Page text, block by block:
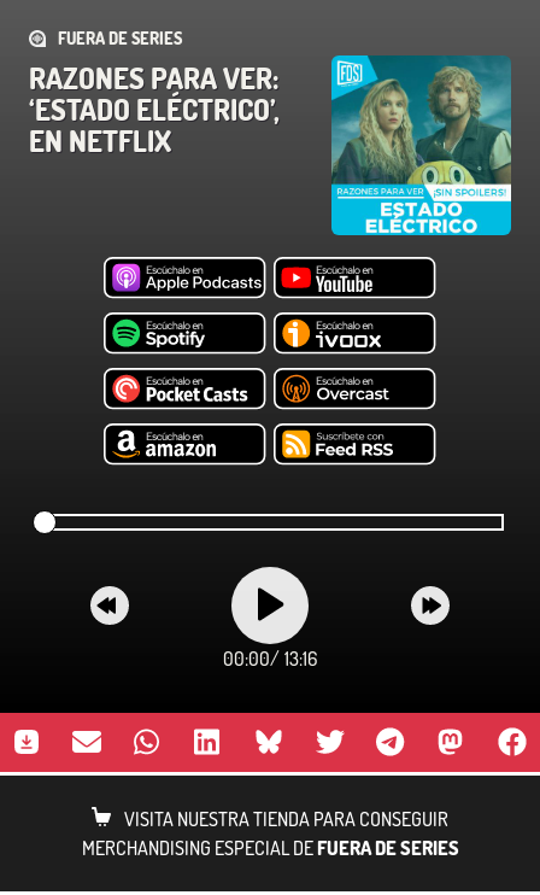
FUERA DE SERIES
RAZONES PARA VER:
‘ESTADO ELÉCTRICO’,
EN NETFLIX
00:00/ 13:16
VISITA NUESTRA TIENDA PARA CONSEGUIR
MERCHANDISING ESPECIAL DEFUERA DE SERIES